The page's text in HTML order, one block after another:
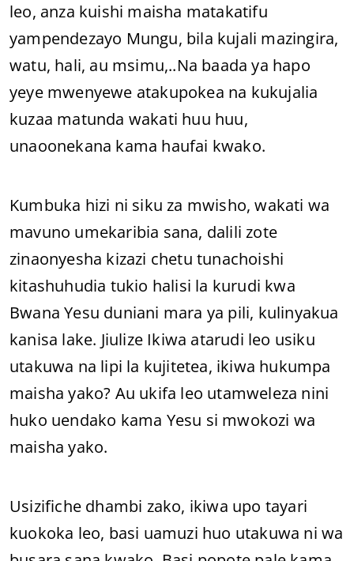
leo, anza kuishi maisha matakatifu
yampendezayo Mungu, bila kujali mazingira,
watu, hali, au msimu,..Na baada ya hapo
yeye mwenyewe atakupokea na kukujalia
kuzaa matunda wakati huu huu,
unaoonekana kama haufai kwako.
Kumbuka hizi ni siku za mwisho, wakati wa
mavuno umekaribia sana, dalili zote
zinaonyesha kizazi chetu tunachoishi
kitashuhudia tukio halisi la kurudi kwa
Bwana Yesu duniani mara ya pili, kulinyakua
kanisa lake. Jiulize Ikiwa atarudi leo usiku
utakuwa na lipi la kujitetea, ikiwa hukumpa
maisha yako? Au ukifa leo utamweleza nini
huko uendako kama Yesu si mwokozi wa
maisha yako.
Usizifiche dhambi zako, ikiwa upo tayari
kuokoka leo, basi uamuzi huo utakuwa ni wa